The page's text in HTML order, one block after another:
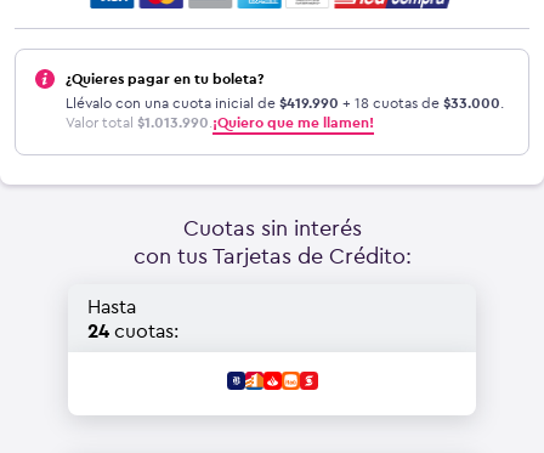
¿Quieres pagar en tu boleta?
Llévalo con una cuota inicial de $419.990 + 18 cuotas de $33.000.
Valor total $1.013.990.¡Quiero que me llamen!
Cuotas sin interés
con tus Tarjetas de Crédito:
Hasta
24 cuotas: